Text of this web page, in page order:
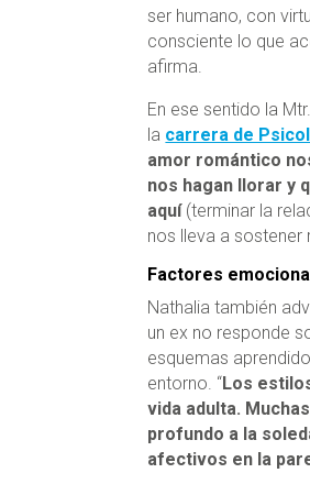
ser humano, con
consciente lo que
afirma.
En ese sentido la
la carrera de
amor romántico
nos hagan llorar y
aquí(terminar la
nos lleva a sostener
Factores
Nathalia también
un ex no responde
esquemas
entorno. “Los
vida adulta.
profundo a la
afectivos en la